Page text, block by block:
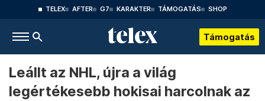
TELEX AFTER G7 KARAKTER TÁMOGATÁS SHOP
Támogatás
Leállt az NHL, újra a világ
legértékesebb hokisai harcolnak az